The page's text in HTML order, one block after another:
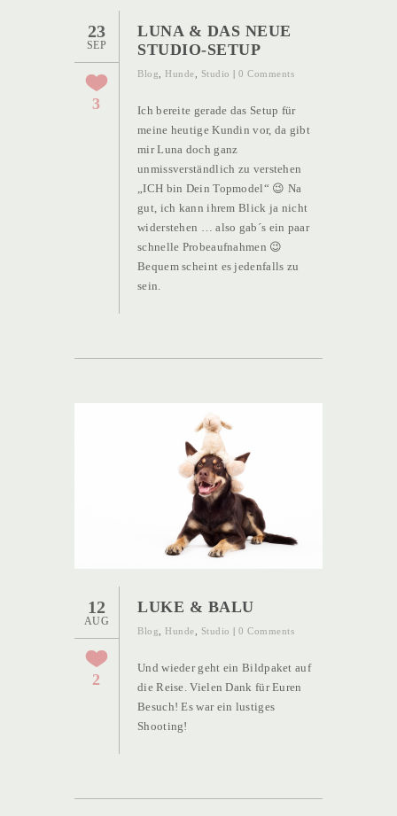
23
SEP
3
LUNA & DAS NEUE
STUDIO-SETUP
Blog Hunde Studio | 0 Comments
Ich bereite gerade das Setup für
meine heutige Kundin vor, da gibt
mir Luna doch ganz
unmissverständlich zu verstehen
„ICH bin Dein Topmodel“ 😉 Na
gut, ich kann ihrem Blick ja nicht
widerstehen … also gab´s ein paar
schnelle Probeaufnahmen 😉
Bequem scheint es jedenfalls zu
sein.
12
AUG
2
LUKE & BALU
Blog Hunde Studio | 0 Comments
Und wieder geht ein Bildpaket auf
die Reise. Vielen Dank für Euren
Besuch! Es war ein lustiges
Shooting!